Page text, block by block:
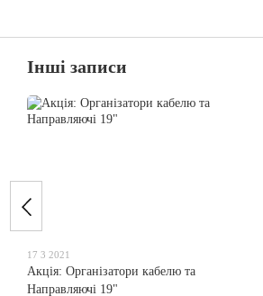
Інші записи
17 3 2021
Акція: Організатори кабелю та
Направляючі 19"